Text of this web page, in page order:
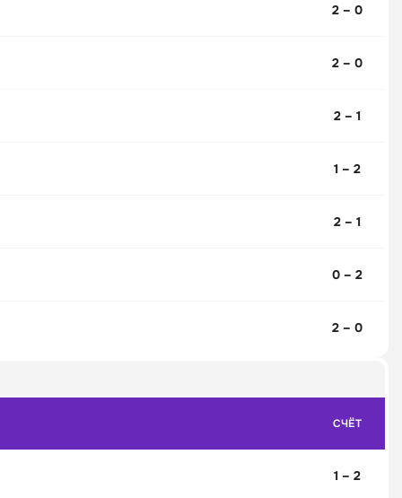
2 – 0
2 – 0
2 – 1
1 – 2
2 – 1
0 – 2
2 – 0
СЧЁТ
1 – 2